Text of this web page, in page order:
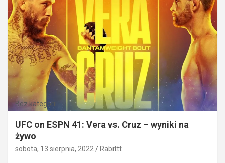
Bez kategorii
UFC on ESPN 41: Vera vs. Cruz – wyniki na
żywo
sobota, 13 sierpnia, 2022 Rabittt